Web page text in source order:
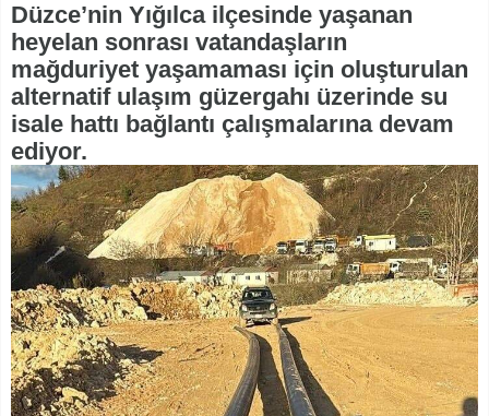
Düzce’nin Yığılca ilçesinde yaşanan
heyelan sonrası vatandaşların
mağduriyet yaşamaması için oluşturulan
alternatif ulaşım güzergahı üzerinde su
isale hattı bağlantı çalışmalarına devam
ediyor.